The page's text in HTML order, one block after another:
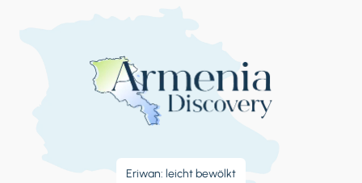
Eriwan: leicht bewölkt